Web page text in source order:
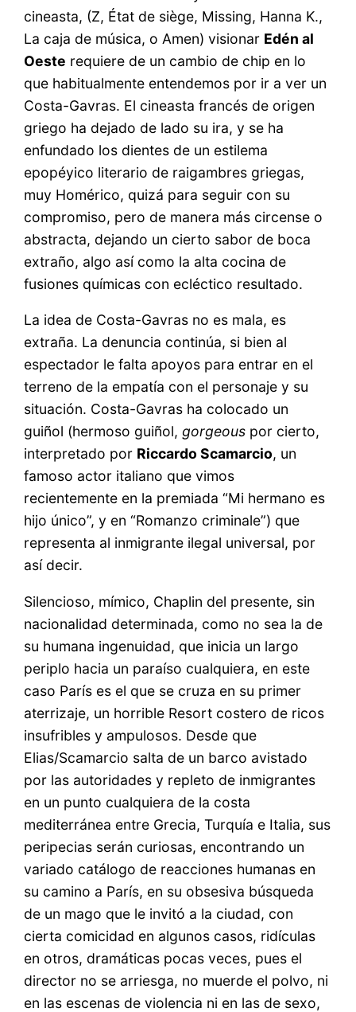
cineasta, (Z, État de siège, Missing, Hanna K.,
La caja de música, o Amen) visionar Edén al
Oeste requiere de un cambio de chip en lo
que habitualmente entendemos por ir a ver un
Costa-Gavras. El cineasta francés de origen
griego ha dejado de lado su ira, y se ha
enfundado los dientes de un estilema
epopéyico literario de raigambres griegas,
muy Homérico, quizá para seguir con su
compromiso, pero de manera más circense o
abstracta, dejando un cierto sabor de boca
extraño, algo así como la alta cocina de
fusiones químicas con ecléctico resultado.
La idea de Costa-Gavras no es mala, es
extraña. La denuncia continúa, si bien al
espectador le falta apoyos para entrar en el
terreno de la empatía con el personaje y su
situación. Costa-Gavras ha colocado un
guiñol (hermoso guiñol,gorgeous por cierto,
interpretado por Riccardo Scamarcio, un
famoso actor italiano que vimos
recientemente en la premiada “Mi hermano es
hijo único”, y en “Romanzo criminale”) que
representa al inmigrante ilegal universal, por
así decir.
Silencioso, mímico, Chaplin del presente, sin
nacionalidad determinada, como no sea la de
su humana ingenuidad, que inicia un largo
periplo hacia un paraíso cualquiera, en este
caso París es el que se cruza en su primer
aterrizaje, un horrible Resort costero de ricos
insufribles y ampulosos. Desde que
Elias/Scamarcio salta de un barco avistado
por las autoridades y repleto de inmigrantes
en un punto cualquiera de la costa
mediterránea entre Grecia, Turquía e Italia, sus
peripecias serán curiosas, encontrando un
variado catálogo de reacciones humanas en
su camino a París, en su obsesiva búsqueda
de un mago que le invitó a la ciudad, con
cierta comicidad en algunos casos, ridículas
en otros, dramáticas pocas veces, pues el
director no se arriesga, no muerde el polvo, ni
en las escenas de violencia ni en las de sexo,